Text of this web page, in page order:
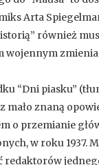
Arta
również
wojennym zmienia
“Dni piasku”
mało znaną
o przemianie
w roku 1937.
redaktorów